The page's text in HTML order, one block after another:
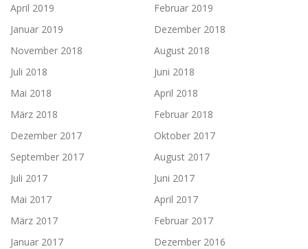
April 2019
Februar 2019
Januar 2019
Dezember 2018
November 2018
August 2018
Juli 2018
Juni 2018
Mai 2018
April 2018
März 2018
Februar 2018
Dezember 2017
Oktober 2017
September 2017
August 2017
Juli 2017
Juni 2017
Mai 2017
April 2017
März 2017
Februar 2017
Januar 2017
Dezember 2016